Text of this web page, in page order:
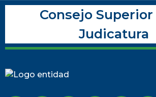
Consejo Superior
Judicatura